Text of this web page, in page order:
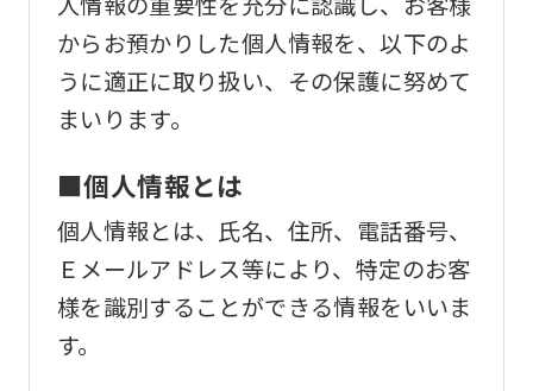
からお預かりした個人情報を、以下のよ
うに適正に取り扱い、その保護に努めて
まいります。
■個人情報とは
個人情報とは、氏名、住所、電話番号、
Ｅメールアドレス等により、特定のお客
様を識別することができる情報をいいま
す。
fully
understand
the
service.